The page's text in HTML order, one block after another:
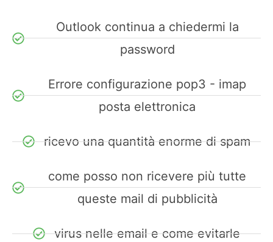
Outlook continua a chiedermi la
password
Errore configurazione pop3 - imap
posta elettronica
ricevo una quantità enorme di spam
come posso non ricevere più tutte
queste mail di pubblicità
virus nelle email e come evitarle